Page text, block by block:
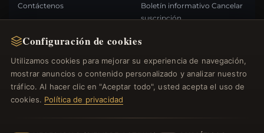
Configuración de cookies
Utilizamos cookies para mejorar su experiencia de navegación,
mostrar anuncios o contenido personalizado y analizar nuestro
tráfico. Al hacer clic en "Aceptar todo", usted acepta el uso de
cookies. Política de privacidad
Contáctenos
Boletín informativo Cancelar
suscripción
Nuevos productos
Ofertas especiales
Blog